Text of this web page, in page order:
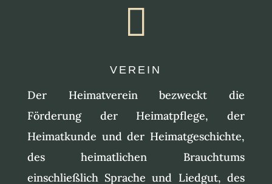

VEREIN
Der Heimatverein bezweckt die
Förderung der Heimatpflege, der
Heimatkunde und der Heimatgeschichte,
des heimatlichen Brauchtums
einschließlich Sprache und Liedgut, des